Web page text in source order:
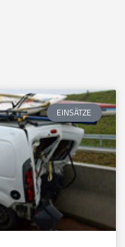
EINSÄTZE